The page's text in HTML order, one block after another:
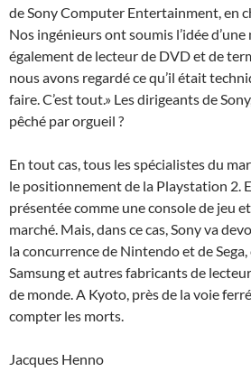
de Sony Computer Entertainment, en
Nos ingénieurs ont soumis l’idée
également de lecteur de DVD et de
nous avons regardé ce qu’il était
faire. C’est tout.» Les dirigeants de
pêché par orgueil ?
En tout cas, tous les spécialistes du
le positionnement de la Playstation 2.
présentée comme une console de jeu
marché. Mais, dans ce cas, Sony va
la concurrence de Nintendo et de
Samsung et autres fabricants de
de monde. A Kyoto, près de la voie
compter les morts.
Jacques Henno